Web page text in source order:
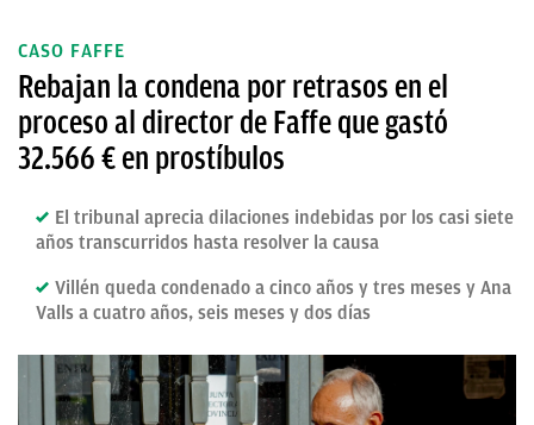
CASO FAFFE
Rebajan la condena por retrasos en el
proceso al director de Faffe que gastó
32.566 € en prostíbulos
El tribunal aprecia dilaciones indebidas por los casi siete
años transcurridos hasta resolver la causa
Villén queda condenado a cinco años y tres meses y Ana
Valls a cuatro años, seis meses y dos días